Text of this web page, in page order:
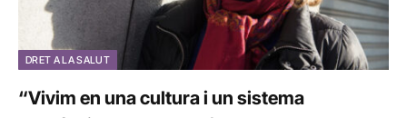
DRET A LA SALUT
“Vivim en una cultura i un sistema